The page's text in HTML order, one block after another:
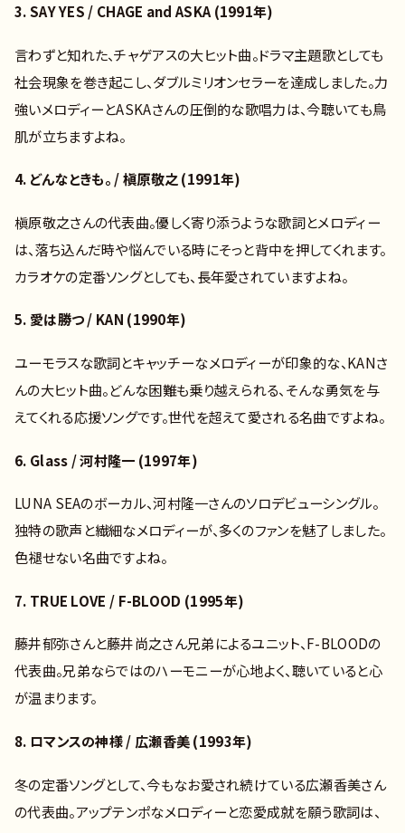
3. SAY YES / CHAGE and ASKA (1991年)
言わずと知れた、チャゲアスの大ヒット曲。ドラマ主題歌としても
社会現象を巻き起こし、ダブルミリオンセラーを達成しました。力
強いメロディーとASKAさんの圧倒的な歌唱力は、今聴いても鳥
肌が立ちますよね。
4. どんなときも。 / 槇原敬之 (1991年)
槇原敬之さんの代表曲。優しく寄り添うような歌詞とメロディー
は、落ち込んだ時や悩んでいる時にそっと背中を押してくれます。
カラオケの定番ソングとしても、長年愛されていますよね。
5. 愛は勝つ / KAN (1990年)
ユーモラスな歌詞とキャッチーなメロディーが印象的な、KANさ
んの大ヒット曲。どんな困難も乗り越えられる、そんな勇気を与
えてくれる応援ソングです。世代を超えて愛される名曲ですよね。
6. Glass / 河村隆一 (1997年)
LUNA SEAのボーカル、河村隆一さんのソロデビューシングル。
独特の歌声と繊細なメロディーが、多くのファンを魅了しました。
色褪せない名曲ですよね。
7. TRUE LOVE / F-BLOOD (1995年)
藤井郁弥さんと藤井尚之さん兄弟によるユニット、F-BLOODの
代表曲。兄弟ならではのハーモニーが心地よく、聴いていると心
が温まります。
8. ロマンスの神様 / 広瀬香美 (1993年)
冬の定番ソングとして、今もなお愛され続けている広瀬香美さん
の代表曲。アップテンポなメロディーと恋愛成就を願う歌詞は、